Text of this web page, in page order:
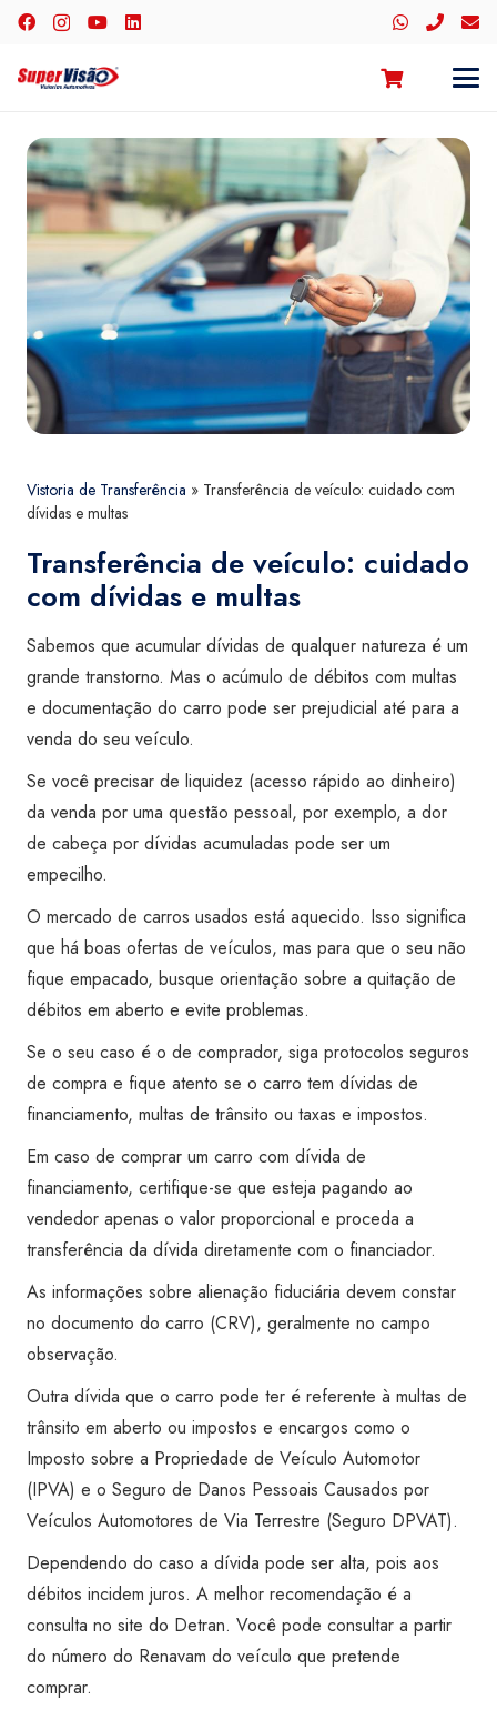
Vistoria de Transferência » Transferência de veículo: cuidado com
dívidas e multas
Transferência de veículo: cuidado
com dívidas e multas
Sabemos que acumular dívidas de qualquer natureza é um
grande transtorno. Mas o acúmulo de débitos com multas
e documentação do carro pode ser prejudicial até para a
venda do seu veículo.
Se você precisar de liquidez (acesso rápido ao dinheiro)
da venda por uma questão pessoal, por exemplo, a dor
de cabeça por dívidas acumuladas pode ser um
empecilho.
O mercado de carros usados está aquecido. Isso significa
que há boas ofertas de veículos, mas para que o seu não
fique empacado, busque orientação sobre a quitação de
débitos em aberto e evite problemas.
Se o seu caso é o de comprador, siga protocolos seguros
de compra e fique atento se o carro tem dívidas de
financiamento, multas de trânsito ou taxas e impostos.
Em caso de comprar um carro com dívida de
financiamento, certifique-se que esteja pagando ao
vendedor apenas o valor proporcional e proceda a
transferência da dívida diretamente com o financiador.
As informações sobre alienação fiduciária devem constar
no documento do carro (CRV), geralmente no campo
observação.
Outra dívida que o carro pode ter é referente à multas de
trânsito em aberto ou impostos e encargos como o
Imposto sobre a Propriedade de Veículo Automotor
(IPVA) e o Seguro de Danos Pessoais Causados por
Veículos Automotores de Via Terrestre (Seguro DPVAT).
Dependendo do caso a dívida pode ser alta, pois aos
débitos incidem juros. A melhor recomendação é a
consulta no site do Detran. Você pode consultar a partir
do número do Renavam do veículo que pretende
comprar.